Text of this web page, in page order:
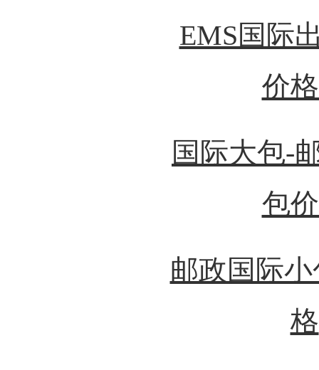
EMS国际
价
国际大包-
包
邮政国际
格